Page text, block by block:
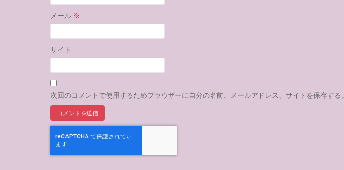
メール ※
サイト
次回のコメントで使用するためブラウザーに自分の名前、メールアドレス、サイトを保存する。